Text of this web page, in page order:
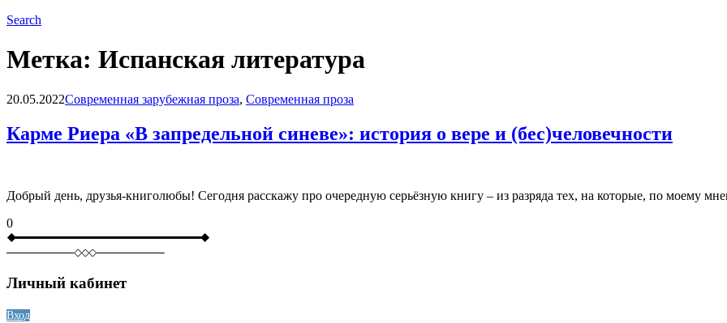
Search
Метка: Испанская литература
Blog
20.05.2022Современная зарубежная проза, Современная проза
Карме Риера «В запредельной синеве»: история о вере и (бес)человечности
Добрый день, друзья-книголюбы! Сегодня расскажу про очередную серьёзную книгу – из разряда тех, на которые, по моему
0
Личный кабинет
Вход